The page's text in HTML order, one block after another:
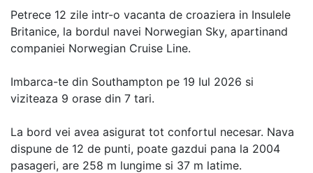
Petrece 12 zile intr-o vacanta de croaziera in Insulele
Britanice, la bordul navei Norwegian Sky, apartinand
companiei Norwegian Cruise Line.
Imbarca-te din Southampton pe 19 Iul 2026 si
viziteaza 9 orase din 7 tari.
La bord vei avea asigurat tot confortul necesar. Nava
dispune de 12 de punti, poate gazdui pana la 2004
pasageri, are 258 m lungime si 37 m latime.